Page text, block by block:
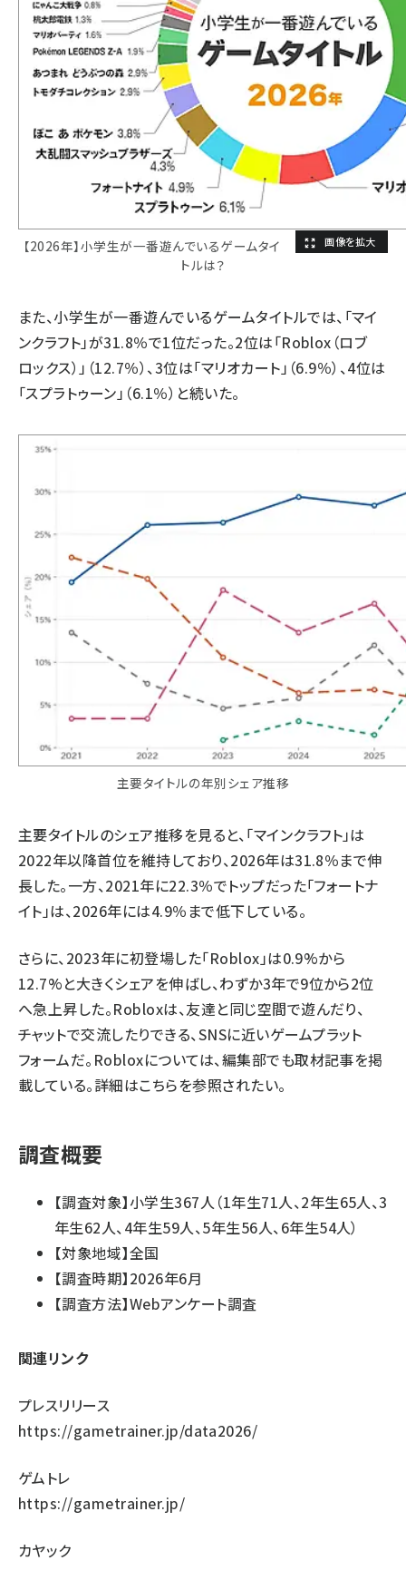
【2026年】小学生が一番遊んでいるゲームタイ
トルは？
また、小学生が一番遊んでいるゲームタイトルでは、「マイ
ンクラフト」が31.8％で1位だった。2位は「Roblox（ロブ
ロックス）」（12.7％）、3位は「マリオカート」（6.9％）、4位は
「スプラトゥーン」（6.1％）と続いた。
主要タイトルの年別シェア推移
主要タイトルのシェア推移を見ると、「マインクラフト」は
2022年以降首位を維持しており、2026年は31.8％まで伸
長した。一方、2021年に22.3％でトップだった「フォートナ
イト」は、2026年には4.9％まで低下している。
さらに、2023年に初登場した「Roblox」は0.9%から
12.7%と大きくシェアを伸ばし、わずか3年で9位から2位
へ急上昇した。Robloxは、友達と同じ空間で遊んだり、
チャットで交流したりできる、SNSに近いゲームプラット
フォームだ。Robloxについては、編集部でも取材記事を掲
載している。詳細はこちらを参照されたい。
調査概要
【調査対象】小学生367人（1年生71人、2年生65人、3
年生62人、4年生59人、5年生56人、6年生54人）
【対象地域】全国
【調査時期】2026年6月
【調査方法】Webアンケート調査
関連リンク
プレスリリース
https://gametrainer.jp/data2026/
ゲムトレ
https://gametrainer.jp/
カヤック